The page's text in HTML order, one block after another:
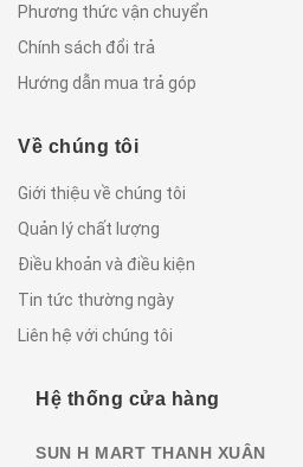
Phương thức vận chuyển
Chính sách đổi trả
Hướng dẫn mua trả góp
Về chúng tôi
Giới thiệu về chúng tôi
Quản lý chất lượng
Điều khoản và điều kiện
Tin tức thường ngày
Liên hệ với chúng tôi
Hệ thống cửa hàng
SUN H MART THANH XUÂN